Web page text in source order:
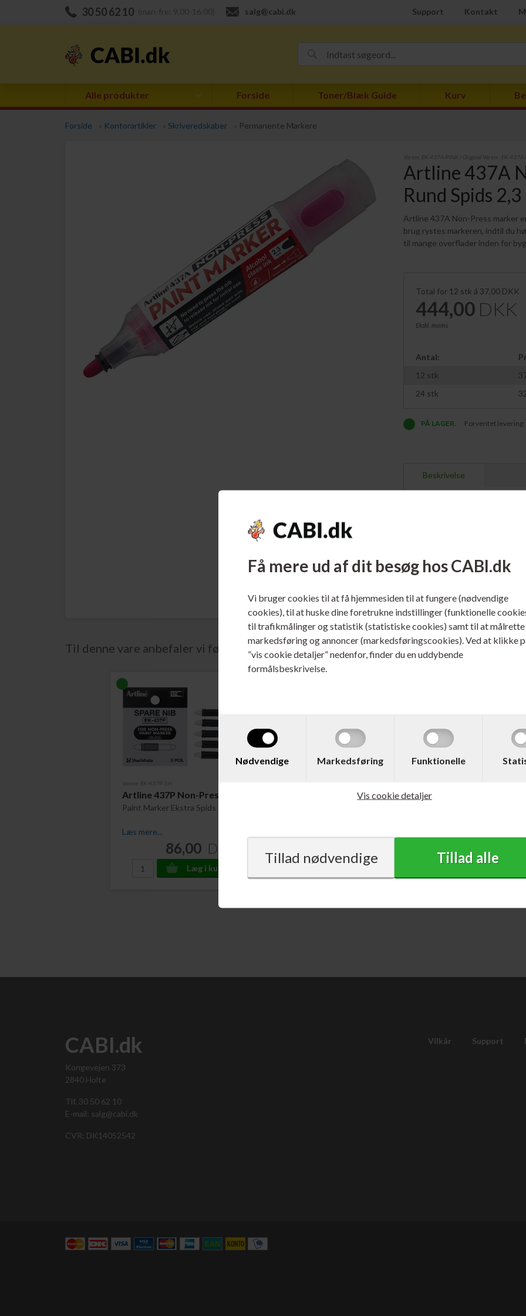
Få mere ud af dit besøg hos CABI.dk
Vi bruger cookies til at få hjemmesiden til at fungere (nødvendige
cookies), til at huske dine foretrukne indstillinger (funktionelle
til trafikmålinger og statistik (statistiske cookies) samt til at målrette
markedsføring og annoncer (markedsføringscookies). Ved at klikke
”vis cookie detaljer” nedenfor, finder du en uddybende
formålsbeskrivelse.
Nødvendige Markedsføring Funktionelle
Vis cookie detaljer
30 50 62 10 salg@cabi.dk Support Kontakt
Alle produkter Forside Toner/Blæk Guide Kurv
Forside Kontorartikler Skriveredskaber Permanente Markere
Varenr. EK-437A-PINK / Original Varenr: EK-437A
Artline 437A
Rund Spids
Artline 437A Non-Press marker
brug rystes markeren, indtil du
til mange overflader inden for
Total for 12 stk á 37,00 DKK
444,00 DKK
Ekskl. moms
Antal:
12 stk
24 stk
PÅ LAGER. Forventet levering:
Beskrivelse
Artline 437A Non-Press marker
pumpe blæk ud i spidsen. Før
Artline 437A er designet med
ligesom spidsen kan udskiftes.
vandfast alkoholbaseret blæk
byggeri, produktion,
Til denne vare anbefaler vi følgende tilbehør / relaterede varer:
Varenr. EK-437P-5H
Artline 437P Non-Press
Paint Marker Ekstra Spids 5 stk
Læs mere...
86,00 DKK
CABI.dk
Kongevejen 373
2840 Holte
Tlf. 30 50 62 10
E-mail: salg@cabi.dk
CVR: DK14052542
Vilkår Support